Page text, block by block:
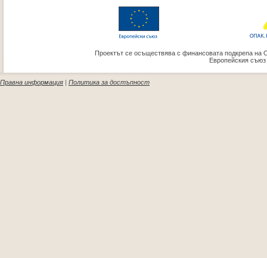
Проектът се осъществява с финансовата подкрепа на
Европейския
Правна информация | Политика за достъпност